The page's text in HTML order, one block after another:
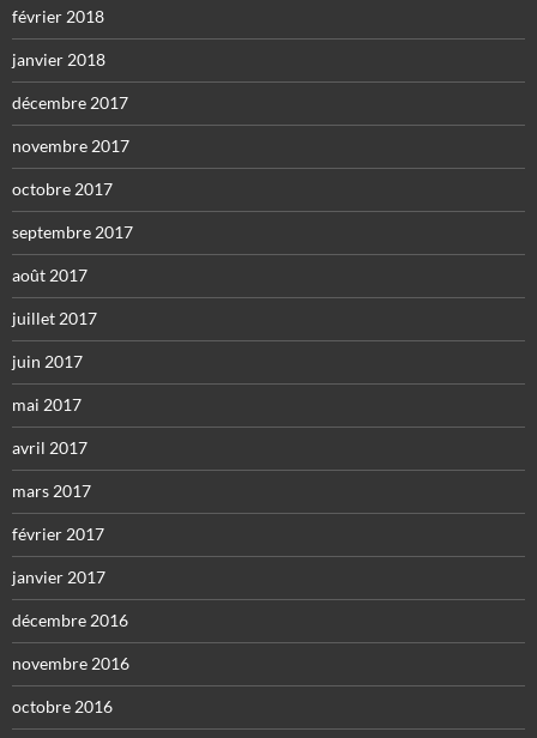
février 2018
janvier 2018
décembre 2017
novembre 2017
octobre 2017
septembre 2017
août 2017
juillet 2017
juin 2017
mai 2017
avril 2017
mars 2017
février 2017
janvier 2017
décembre 2016
novembre 2016
octobre 2016